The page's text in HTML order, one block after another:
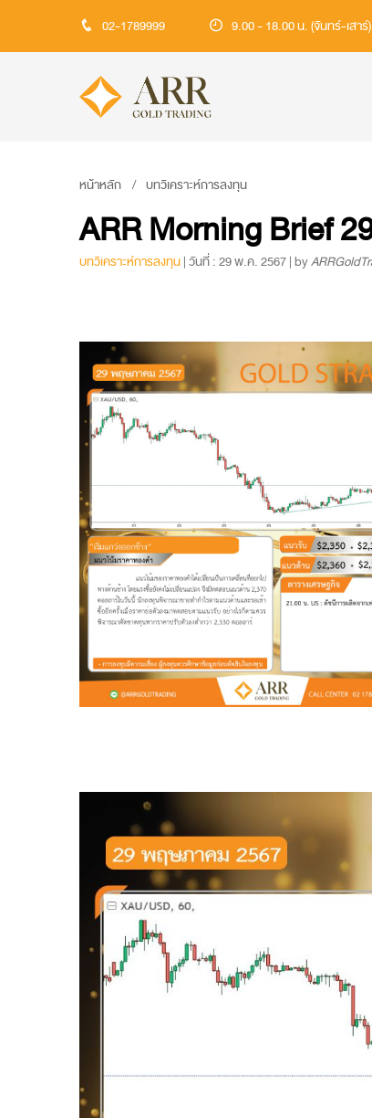
02-1789999 9.00 - 18.00 น. (จันทร์-เสาร์)
หน้าหลัก บทวิเคราะห์การลงทุน
ARR Morning Brief
บทวิเคราะห์การลงทุน| วันที่ : 29 พ.ค. 2567 | by